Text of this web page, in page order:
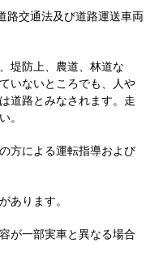
路交通法及び道路運送車両
堤防上、農道、林道な
いないところでも、人や
道路とみなされます。走
。
方による運転指導および
あります。
が一部実車と異なる場合